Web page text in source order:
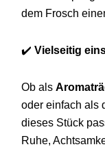
dem Frosch
✔️ Vielseitig
Ob als
oder einfach als
dieses Stück
Ruhe,